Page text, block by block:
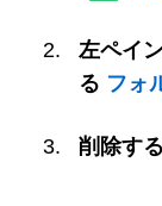
左ペイ
る フォ
削除す